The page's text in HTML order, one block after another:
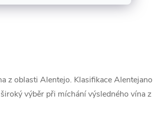
z oblasti Alentejo. Klasifikace
výběr při míchání výsledného vína